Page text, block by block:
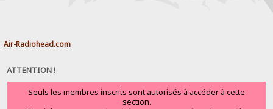
Air-Radiohead.com
ATTENTION !
Seuls les membres inscrits sont autorisés à accéder à cette
section.